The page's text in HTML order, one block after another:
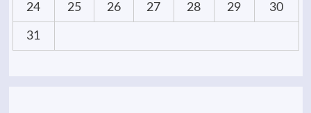
24 25 26 27 28 29 30
31